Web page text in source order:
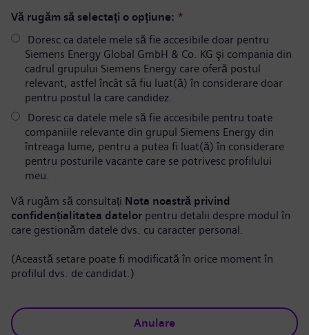
Vă rugăm să selectați o opțiune: *
Doresc ca datele mele să fie accesibile doar pentru
Siemens Energy Global GmbH & Co. KG şi compania din
cadrul grupului Siemens Energy care oferă postul
relevant, astfel încât să fiu luat(ă) în considerare doar
pentru postul la care candidez.
Doresc ca datele mele să fie accesibile pentru toate
companiile relevante din grupul Siemens Energy din
întreaga lume, pentru a putea fi luat(ă) în considerare
pentru posturile vacante care se potrivesc profilului
meu.
Vă rugăm să consultați Nota noastră privind
confidențialitatea datelor pentru detalii despre modul în
care gestionăm datele dvs. cu caracter personal.
(Această setare poate fi modificată în orice moment în
profilul dvs. de candidat.)
Anulare